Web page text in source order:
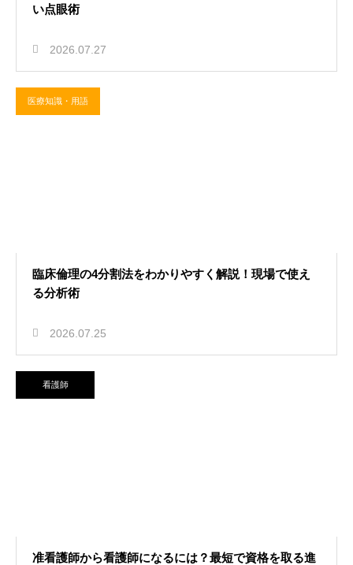
い点眼術
2026.07.27
医療知識・用語
臨床倫理の4分割法をわかりやすく解説！現場で使え
る分析術
2026.07.25
看護師
准看護師から看護師になるには？最短で資格を取る進